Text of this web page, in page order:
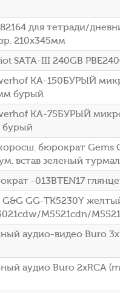
для тетради/
210x345мм
SATA-III 240GB
КА-150БУРЫЙ
бурый
КА-75БУРЫЙ
бурый
бюрократ Gems
встав зеленый
-013BTEN17
GG-TK5230Y
M5521cdn/
аудио-видео Buro
аудио Buro 2хRCA